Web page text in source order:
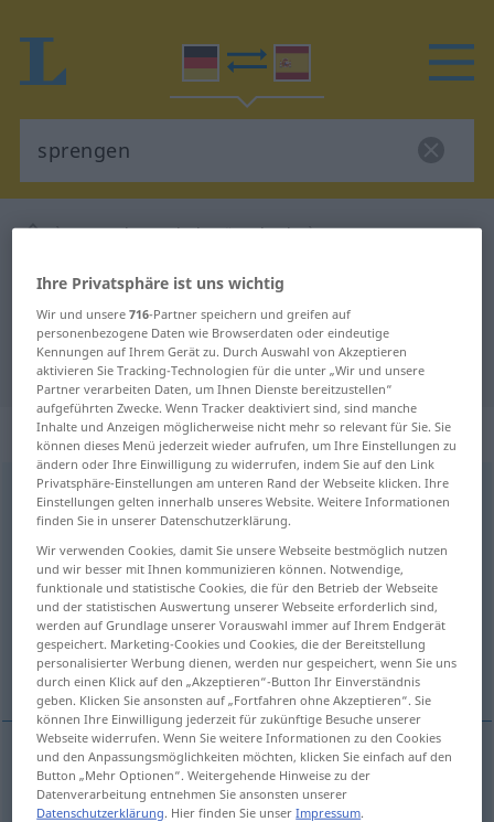
Deutsch-Spanisch Wörterbuch sprengen
Deutsch-Spanisch Übersetzung für
"sprengen"
"sprengen" Spanisch Übersetzung
„sprengen“: transitives Verb
sprengen [ˈʃprɛŋən]v/t
Übersicht aller Übersetzungen
(Für mehr Details die Übersetzung anklicken/antippen)
forzar, romper dispersar, saltar
regar, humedecer
Beispiele
(in die Luft) sprengen
Ihre Privatsphäre ist uns wichtig
Wir und unsere716-Partner speichern und greifen auf
personenbezogene Daten wie Browserdaten oder eindeutige
Kennungen auf Ihrem Gerät zu. Durch Auswahl von Akzeptieren
aktivieren Sie Tracking-Technologien für die unter „Wir und unsere
Partner verarbeiten Daten, um Ihnen Dienste bereitzustellen“
aufgeführten Zwecke. Wenn Tracker deaktiviert sind, sind manche
Inhalte und Anzeigen möglicherweise nicht mehr so relevant für Sie. Sie
können dieses Menü jederzeit wieder aufrufen, um Ihre Einstellungen zu
ändern oder Ihre Einwilligung zu widerrufen, indem Sie auf den Link
Privatsphäre-Einstellungen am unteren Rand der Webseite klicken. Ihre
Einstellungen gelten innerhalb unseres Website. Weitere Informationen
finden Sie in unserer Datenschutzerklärung.
Wir verwenden Cookies, damit Sie unsere Webseite bestmöglich nutzen
und wir besser mit Ihnen kommunizieren können. Notwendige,
funktionale und statistische Cookies, die für den Betrieb der Webseite
und der statistischen Auswertung unserer Webseite erforderlich sind,
werden auf Grundlage unserer Vorauswahl immer auf Ihrem Endgerät
gespeichert. Marketing-Cookies und Cookies, die der Bereitstellung
personalisierter Werbung dienen, werden nur gespeichert, wenn Sie uns
durch einen Klick auf den „Akzeptieren“-Button Ihr Einverständnis
geben. Klicken Sie ansonsten auf „Fortfahren ohne Akzeptieren“. Sie
können Ihre Einwilligung jederzeit für zukünftige Besuche unserer
Webseite widerrufen. Wenn Sie weitere Informationen zu den Cookies
und den Anpassungsmöglichkeiten möchten, klicken Sie einfach auf den
Button „Mehr Optionen“. Weitergehende Hinweise zu der
Datenverarbeitung entnehmen Sie ansonsten unserer
Datenschutzerklärung. Hier finden Sie unserImpressum.